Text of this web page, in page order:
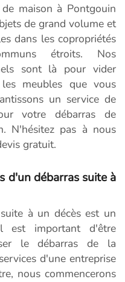
maison à Pontgouin
de grand volume et
dans les copropriétés
étroits. Nos
sont là pour vider
meubles que vous
un service de
votre débarras de
N'hésitez pas à nous
gratuit.
d'un débarras suite à
à un décès est un
est important d'être
le débarras de la
d'une entreprise
nous commencerons